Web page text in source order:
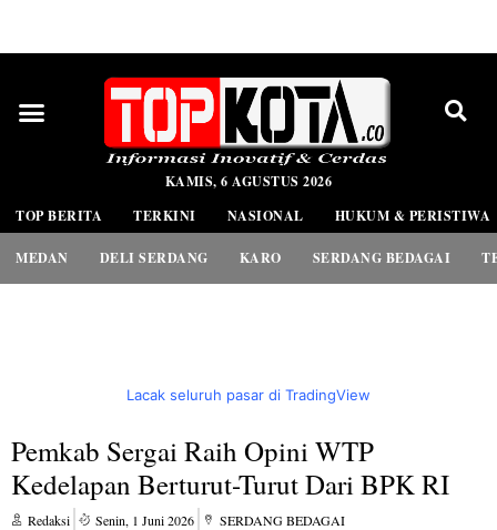
KAMIS, 6 AGUSTUS 2026
TOP BERITA
TERKINI NASIONAL HUKUM & PERISTIWA
MEDAN DELI SERDANG KARO SERDANG BEDAGAI
Lacak seluruh pasar di TradingView
Pemkab Sergai Raih Opini WTP
Kedelapan Berturut-Turut Dari BPK RI
Redaksi Senin, 1 Juni 2026 SERDANG BEDAGAI